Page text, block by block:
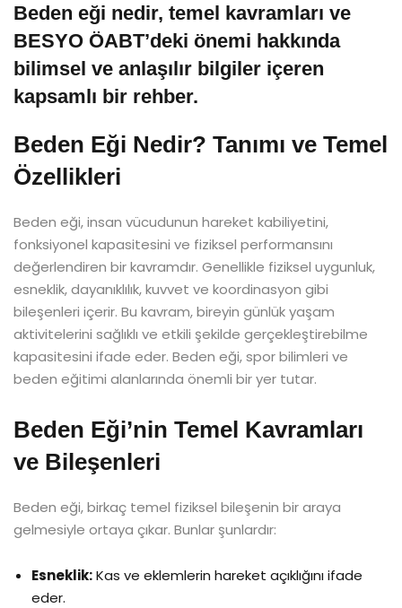
Beden eği nedir, temel kavramları ve
BESYO ÖABT’deki önemi hakkında
bilimsel ve anlaşılır bilgiler içeren
kapsamlı bir rehber.
Beden Eği Nedir? Tanımı ve Temel
Özellikleri
Beden eği, insan vücudunun hareket kabiliyetini,
fonksiyonel kapasitesini ve fiziksel performansını
değerlendiren bir kavramdır. Genellikle fiziksel uygunluk,
esneklik, dayanıklılık, kuvvet ve koordinasyon gibi
bileşenleri içerir. Bu kavram, bireyin günlük yaşam
aktivitelerini sağlıklı ve etkili şekilde gerçekleştirebilme
kapasitesini ifade eder. Beden eği, spor bilimleri ve
beden eğitimi alanlarında önemli bir yer tutar.
Beden Eği’nin Temel Kavramları
ve Bileşenleri
Beden eği, birkaç temel fiziksel bileşenin bir araya
gelmesiyle ortaya çıkar. Bunlar şunlardır:
Esneklik:Kas ve eklemlerin hareket açıklığını ifade
eder.